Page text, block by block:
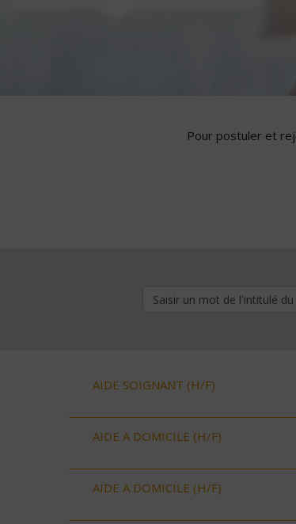
Pour postuler et
AIDE SOIGNANT (H/F)
AIDE A DOMICILE (H/F)
AIDE A DOMICILE (H/F)